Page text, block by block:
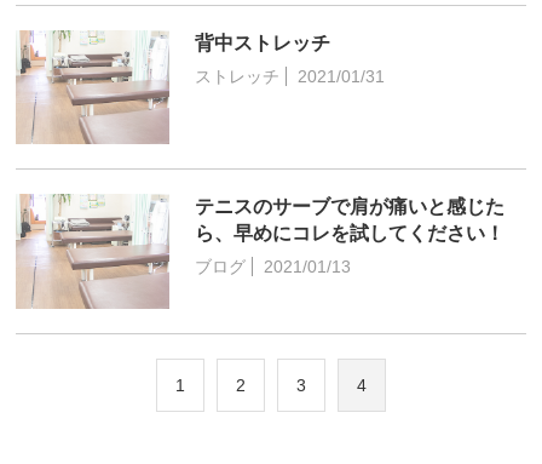
背中ストレッチ
ストレッチ 2021/01/31
テニスのサーブで肩が痛いと感じた
ら、早めにコレを試してください！
ブログ 2021/01/13
1 2 3 4